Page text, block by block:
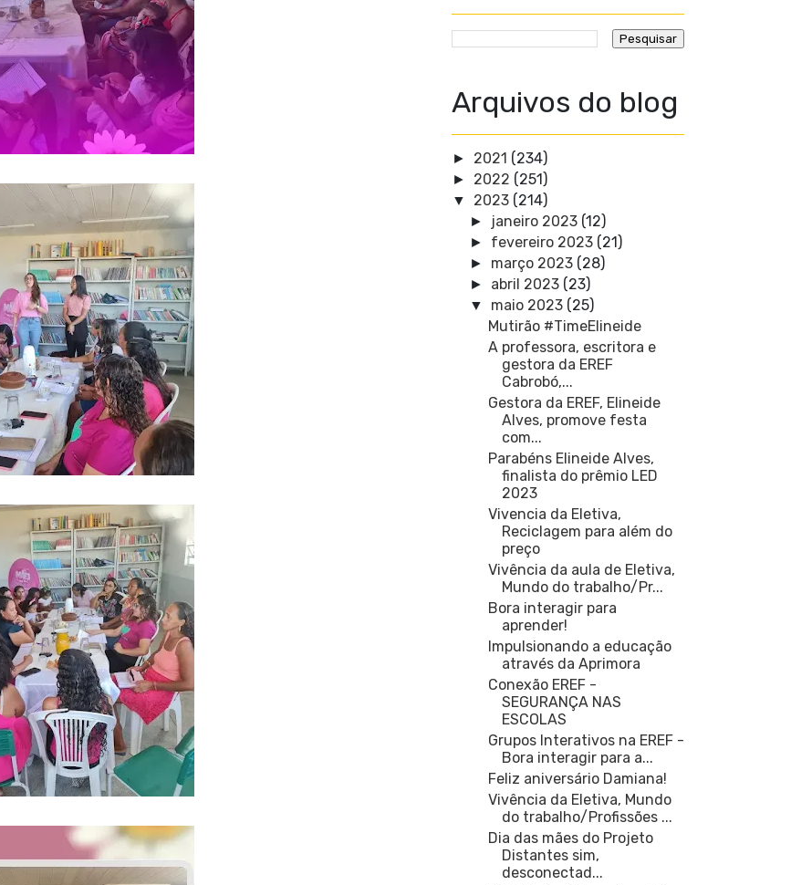
Arquivos do blog
► 2021 (234)
► 2022 (251)
▼ 2023 (214)
► janeiro 2023 (12)
► fevereiro 2023 (21)
► março 2023 (28)
► abril 2023 (23)
▼ maio 2023 (25)
Mutirão #TimeElineide
A professora, escritora e
gestora da EREF
Cabrobó,...
Gestora da EREF, Elineide
Alves, promove festa
com...
Parabéns Elineide Alves,
finalista do prêmio LED
2023
Vivencia da Eletiva,
Reciclagem para além do
preço
Vivência da aula de Eletiva,
Mundo do trabalho/Pr...
Bora interagir para
aprender!
Impulsionando a educação
através da Aprimora
Conexão EREF -
SEGURANÇA NAS
ESCOLAS
Grupos Interativos na EREF -
Bora interagir para a...
Feliz aniversário Damiana!
Vivência da Eletiva, Mundo
do trabalho/Profissões ...
Dia das mães do Projeto
Distantes sim,
desconectad...